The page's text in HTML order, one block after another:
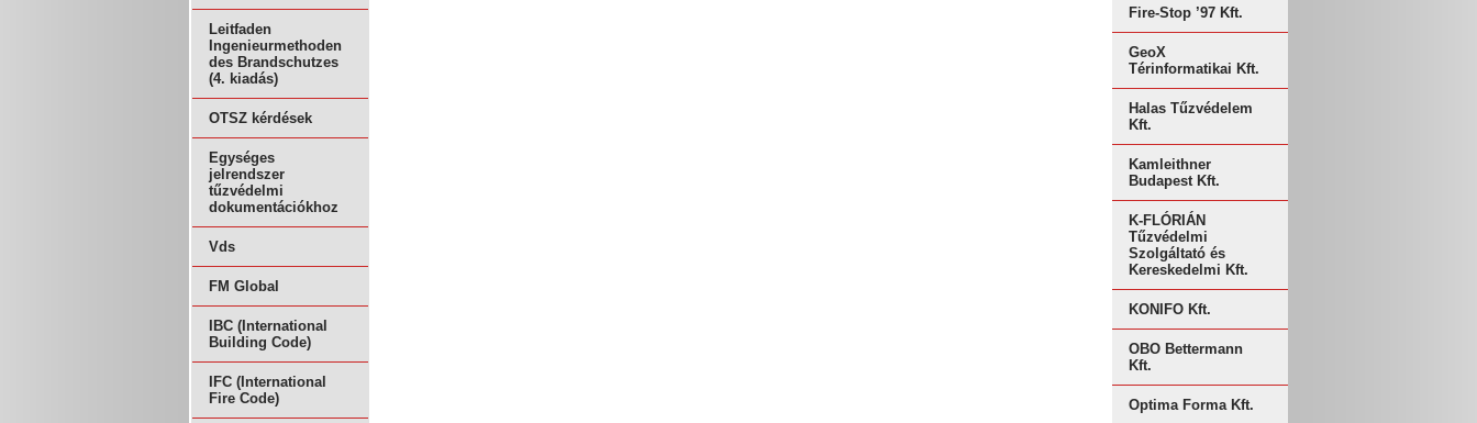
Leitfaden
Ingenieurmethoden
des Brandschutzes
(4. kiadás)
OTSZ kérdések
Egységes
jelrendszer
tűzvédelmi
dokumentációkhoz
Vds
FM Global
IBC (International
Building Code)
IFC (International
Fire Code)
Fire-Stop ’97 Kft.
GeoX
Térinformatikai Kft.
Halas Tűzvédelem
Kft.
Kamleithner
Budapest Kft.
K-FLÓRIÁN
Tűzvédelmi
Szolgáltató és
Kereskedelmi Kft.
KONIFO Kft.
OBO Bettermann
Kft.
Optima Forma Kft.